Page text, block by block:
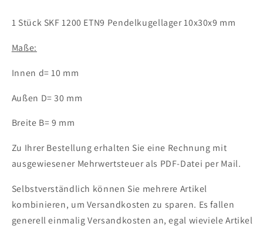
mm
mm
1 Stück SKF 1200 ETN9 Pendelkugellager 10x30x9 mm
Maße:
Innen d= 10 mm
Außen D= 30 mm
Breite B= 9 mm
Zu Ihrer Bestellung erhalten Sie eine Rechnung mit
ausgewiesener Mehrwertsteuer als PDF-Datei per Mail.
Selbstverständlich können Sie mehrere Artikel
kombinieren, um Versandkosten zu sparen. Es fallen
generell einmalig Versandkosten an, egal wieviele Artikel